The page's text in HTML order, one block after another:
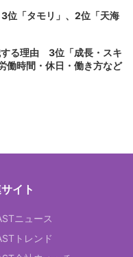
位「タモリ」、2位「天海
する理由 3位「成長・スキ
働時間・休日・働き方など
イト
ニュース
トレンド